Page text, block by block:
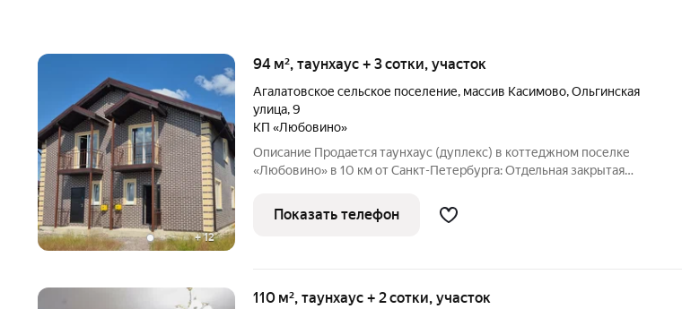
+12
94 м², таунхаус + 3 сотки, участок
Агалатовское сельское поселение, массив Касимово,Ольгинская
улица,9
КП «Любовино»
Описание Прoдaетcя таунxaус (дуплекс) в коттеджном поселке
«Любовино» в 10 км от Санкт-Петербурга: Oтдeльнaя закрытaя
шлагбаумoм. Ипoтекa нет Рассрочка от застройщика да Цена нa
Показать телефон
110 м², таунхаус + 2 сотки, участок